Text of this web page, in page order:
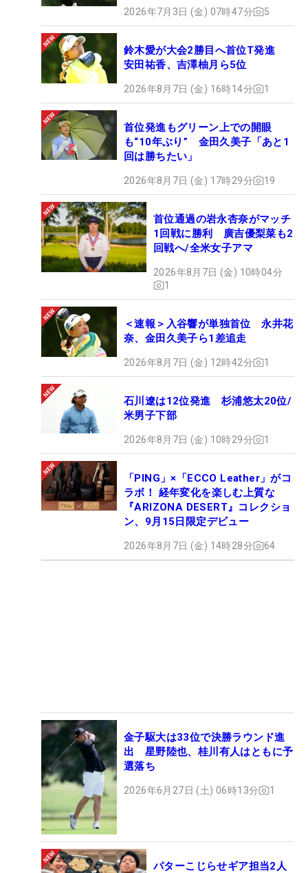
2026年7月3日 (金) 07時47分 5
鈴木愛が大会2勝目へ首位T発進
安田祐香、吉澤柚月ら5位
2026年8月7日 (金) 16時14分 1
首位発進もグリーン上での開眼
も“10年ぶり” 金田久美子「あと1
回は勝ちたい」
2026年8月7日 (金) 17時29分 19
首位通過の岩永杏奈がマッチ
1回戦に勝利 廣吉優梨菜も2
回戦へ/全米女子アマ
2026年8月7日 (金) 10時04分
1
＜速報＞入谷響が単独首位 永井花
奈、金田久美子ら1差追走
2026年8月7日 (金) 12時42分 1
石川遼は12位発進 杉浦悠太20位/
米男子下部
2026年8月7日 (金) 10時29分 1
「PING」×「ECCO Leather」がコ
ラボ！ 経年変化を楽しむ上質な
『ARIZONA DESERT』コレクショ
ン、9月15日限定デビュー
2026年8月7日 (金) 14時28分 64
金子駆大は33位で決勝ラウンド進
出 星野陸也、桂川有人はともに予
選落ち
2026年6月27日 (土) 06時13分 1
パターこじらせギア担当2人